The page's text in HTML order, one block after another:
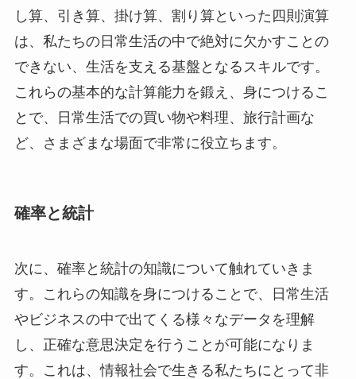
し算、引き算、掛け算、割り算といった四則演算
は、私たちの日常生活の中で絶対に欠かすことの
できない、生活を支える基盤となるスキルです。
これらの基本的な計算能力を鍛え、身につけるこ
とで、日常生活での買い物や料理、旅行計画な
ど、さまざまな場面で非常に役立ちます。
確率と統計
次に、確率と統計の知識について触れていきま
す。これらの知識を身につけることで、日常生活
やビジネスの中で出てくる様々なデータを理解
し、正確な意思決定を行うことが可能になりま
す。これは、情報社会で生きる私たちにとって非